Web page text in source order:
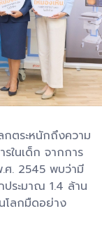
ตระหนักถึงความ
ในเด็ก จากการ
ศ. 2545 พบว่ามี
ระมาณ 1.4 ล้าน
โลกมืดอย่าง